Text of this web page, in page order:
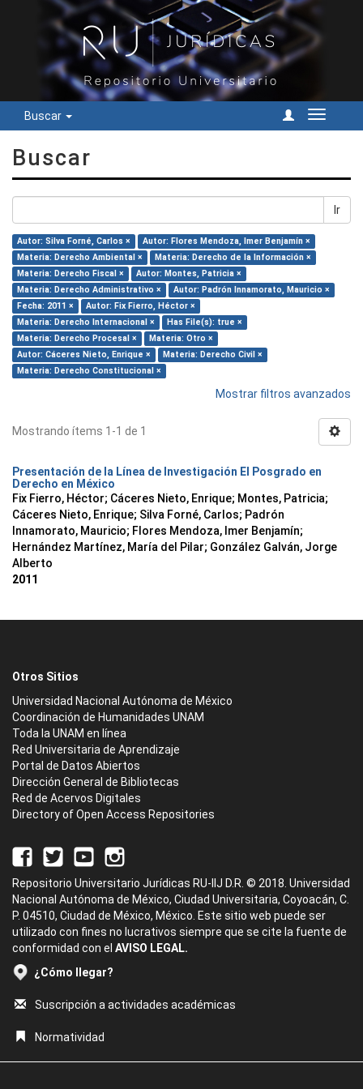
Buscar
Cambiar
Buscar
Ir
Autor: Silva Forné, Carlos ×
Autor: Flores Mendoza, Imer Benjamín ×
Materia: Derecho Ambiental ×
Materia: Derecho de la Información ×
Materia: Derecho Fiscal ×
Autor: Montes, Patricia ×
Materia: Derecho Administrativo ×
Autor: Padrón Innamorato, Mauricio ×
Fecha: 2011 ×
Autor: Fix Fierro, Héctor ×
Materia: Derecho Internacional ×
Has File(s): true ×
Materia: Derecho Procesal ×
Materia: Otro ×
Autor: Cáceres Nieto, Enrique ×
Materia: Derecho Civil ×
Materia: Derecho Constitucional ×
Mostrar filtros avanzados
Mostrando ítems 1-1 de 1
Presentación de la Línea de Investigación El Posgrado en
Derecho en México
Fix Fierro, Héctor; Cáceres Nieto, Enrique; Montes, Patricia;
Cáceres Nieto, Enrique; Silva Forné, Carlos; Padrón
Innamorato, Mauricio; Flores Mendoza, Imer Benjamín;
Hernández Martínez, María del Pilar; González Galván, Jorge
Alberto
2011
Otros Sitios
Universidad Nacional Autónoma de México
Coordinación de Humanidades UNAM
Toda la UNAM en línea
Red Universitaria de Aprendizaje
Portal de Datos Abiertos
Dirección General de Bibliotecas
Red de Acervos Digitales
Directory of Open Access Repositories
Repositorio Universitario Jurídicas RU-IIJ D.R. © 2018. Universidad
Nacional Autónoma de México, Ciudad Universitaria, Coyoacán, C.
P. 04510, Ciudad de México, México. Este sitio web puede ser
utilizado con fines no lucrativos siempre que se cite la fuente de
conformidad con el AVISO LEGAL.
¿Cómo llegar?
Suscripción a actividades académicas
Normatividad